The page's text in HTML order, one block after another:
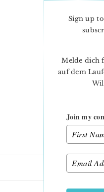
Sign up
Melde dich
auf dem
Join my